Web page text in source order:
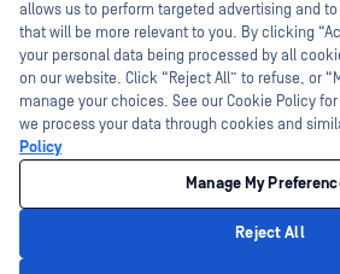
Certificare
Parteneri tehnologici
Program de parteneriat de canal
©2026 OPSWAT . Toate drepturile rezervate.
MetaAccess, OPSWAT , Trust no File. Trust No
World's Critical Infrastructure, Deep CDR™
DFI, RetroHunt, Deep File Inspection și Join the
OPSWAT . Mărcile comerciale ale terților sunt
Politica de confidențialitate
Opțiunile dvs. de confidențialitate din
allows us to perform targeted advertising and
that will be more relevant to you. By clicking
your personal data being processed by all
on our website. Click “Reject All” to refuse, or
manage your choices. See our Cookie Policy
we process your data through cookies and
Policy
Manage My
Reject All